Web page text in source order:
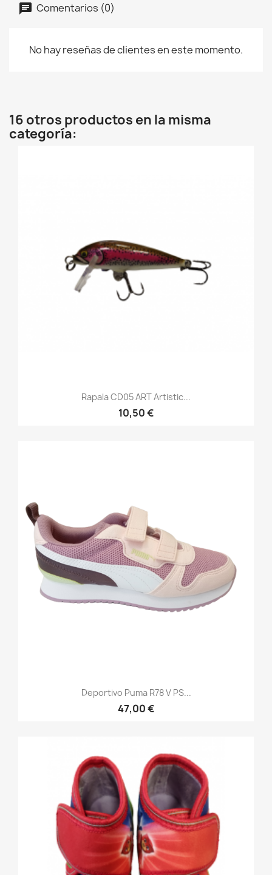
Comentarios (0)
No hay reseñas de clientes en este momento.
16 otros productos en la misma
categoría:
Rapala CD05 ART Artistic...
10,50 €
Deportivo Puma R78 V PS...
47,00 €